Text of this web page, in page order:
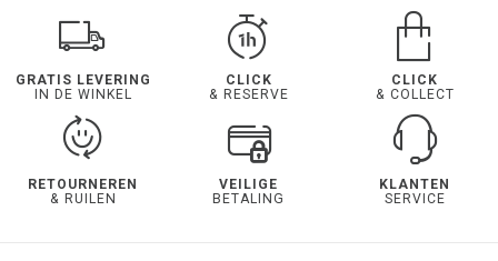
GRATIS LEVERING
IN DE WINKEL
CLICK
& RESERVE
CLICK
& COLLECT
RETOURNEREN
& RUILEN
VEILIGE
BETALING
KLANTEN
SERVICE